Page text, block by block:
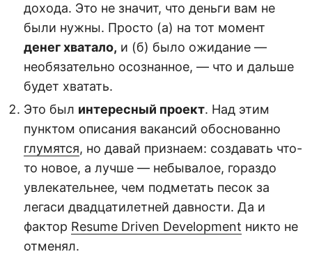
дохода. Это не значит, что деньги вам не
были нужны. Просто (а) на тот момент
денег хватало, и (б) было ожидание —
необязательно осознанное, — что и дальше
будет хватать.
Это был интересный проект. Над этим
пунктом описания вакансий обоснованно
глумятся, но давай признаем: создавать что-
то новое, а лучше — небывалое, гораздо
увлекательнее, чем подметать песок за
легаси двадцатилетней давности. Да и
фактор Resume Driven Development никто не
отменял.